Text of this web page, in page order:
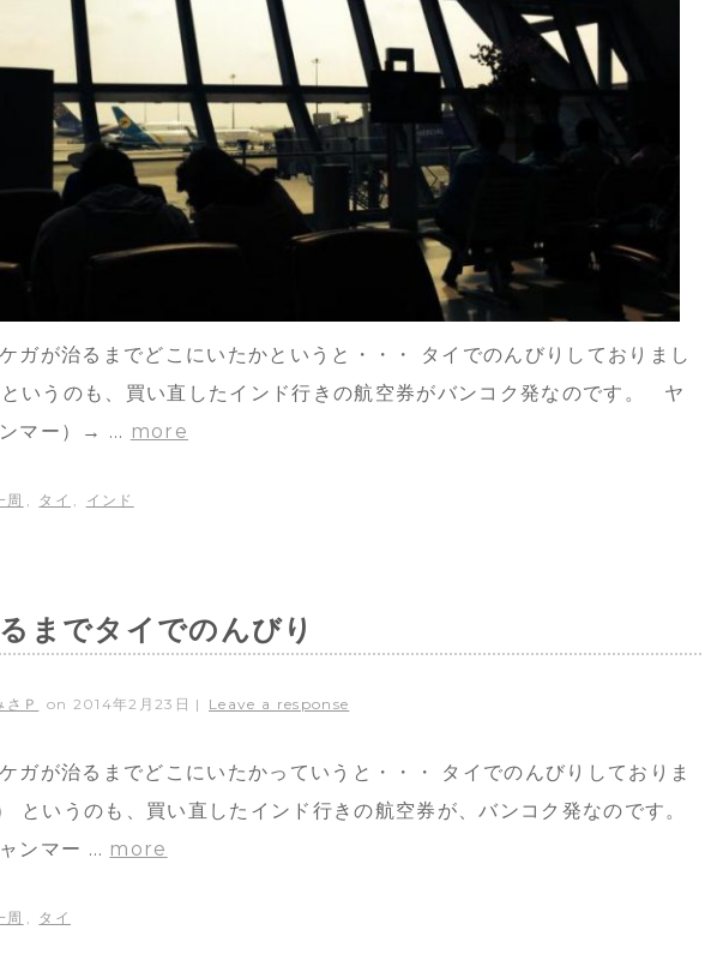
が治るまでどこにいたかというと・・・ タイでのんびりしておりまし
いうのも、買い直したインド行きの航空券がバンコク発なのです。 ヤ
マー）→ … more
周 タイ インド
までタイでのんびり
さＰ on 2014年2月23日 | Leave a response
が治るまでどこにいたかっていうと・・・ タイでのんびりしておりま
というのも、買い直したインド行きの航空券が、バンコク発なのです。
ンマー … more
周 タイ